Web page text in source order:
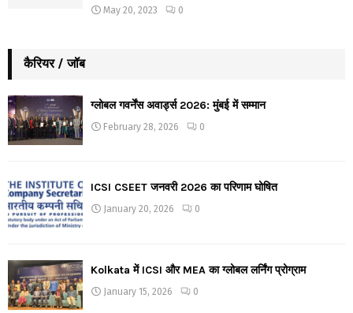
May 20, 2023 0
कैरियर / जॉब
ग्लोबल गवर्नेंस अवार्ड्स 2026: मुंबई में सम्मान
February 28, 2026 0
ICSI CSEET जनवरी 2026 का परिणाम घोषित
January 20, 2026 0
Kolkata में ICSI और MEA का ग्लोबल लर्निंग प्रोग्राम
January 15, 2026 0